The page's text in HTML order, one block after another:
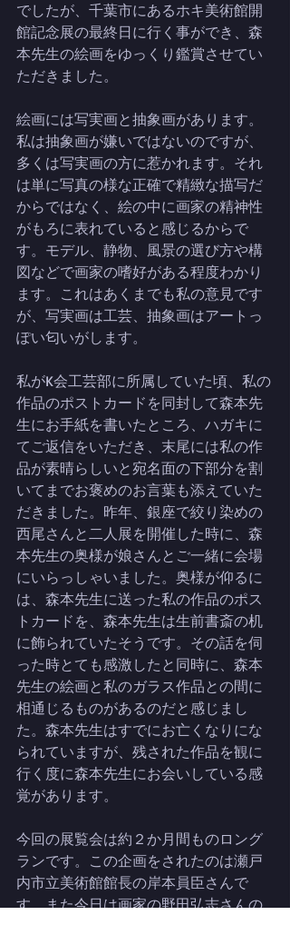
でしたが、千葉市にあるホキ美術館開
館記念展の最終日に行く事ができ、森
本先生の絵画をゆっくり鑑賞させてい
ただきました。
絵画には写実画と抽象画があります。
私は抽象画が嫌いではないのですが、
多くは写実画の方に惹かれます。それ
は単に写真の様な正確で精緻な描写だ
からではなく、絵の中に画家の精神性
がもろに表れていると感じるからで
す。モデル、静物、風景の選び方や構
図などで画家の嗜好がある程度わかり
ます。これはあくまでも私の意見です
が、写実画は工芸、抽象画はアートっ
ぽい匂いがします。
私がK会工芸部に所属していた頃、私の
作品のポストカードを同封して森本先
生にお手紙を書いたところ、ハガキに
てご返信をいただき、末尾には私の作
品が素晴らしいと宛名面の下部分を割
いてまでお褒めのお言葉も添えていた
だきました。昨年、銀座で絞り染めの
西尾さんと二人展を開催した時に、森
本先生の奥様が娘さんとご一緒に会場
にいらっしゃいました。奥様が仰るに
は、森本先生に送った私の作品のポス
トカードを、森本先生は生前書斎の机
に飾られていたそうです。その話を伺
った時とても感激したと同時に、森本
先生の絵画と私のガラス作品との間に
相通じるものがあるのだと感じまし
た。森本先生はすでにお亡くなりにな
られていますが、残された作品を観に
行く度に森本先生にお会いしている感
覚があります。
今回の展覧会は約２か月間ものロング
ランです。この企画をされたのは瀬戸
内市立美術館館長の岸本員臣さんで
す。また今日は画家の野田弘志さんの